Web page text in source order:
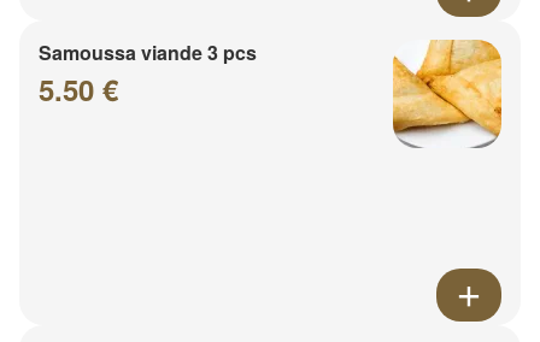
Samoussa viande 3 pcs
5.50 €